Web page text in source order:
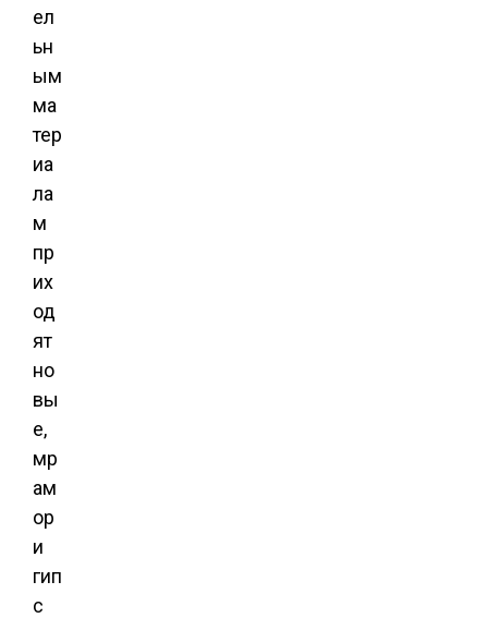
ел
ьн
ым
ма
тер
иа
ла
м
пр
их
од
ят
но
вы
е,
мр
ам
ор
и
гип
с